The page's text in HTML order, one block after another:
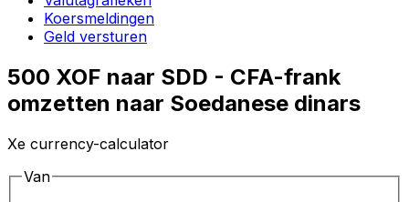
Koersmeldingen
Geld versturen
500 XOF naar SDD - CFA-frank
omzetten naar Soedanese dinars
Xe currency-calculator
Van